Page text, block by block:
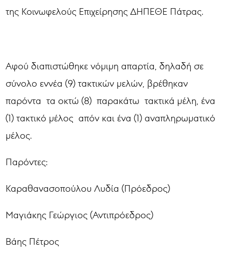
της Κοινωφελούς Επιχείρησης ΔΗΠΕΘΕ Πάτρας.
Αφού διαπιστώθηκε νόμιμη απαρτία, δηλαδή σε
σύνολο εννέα (9) τακτικών μελών, βρέθηκαν
παρόντα τα οκτώ (8) παρακάτω τακτικά μέλη, ένα
(1) τακτικό μέλος απόν και ένα (1) αναπληρωματικό
μέλος.
Παρόντες:
Καραθανασοπούλου Λυδία (Πρόεδρος)
Μαγιάκης Γεώργιος (Αντιπρόεδρος)
Βάης Πέτρος